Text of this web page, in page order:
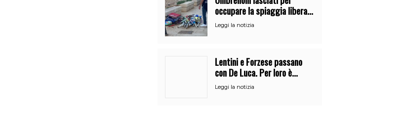
occupare la spiaggia libera.
Maxi sequestro della Guardia
Costiera
Leggi la notizia
Lentini e Forzese passano
con De Luca. Per loro è
l’ennesimo cambio di partito
Leggi la notizia